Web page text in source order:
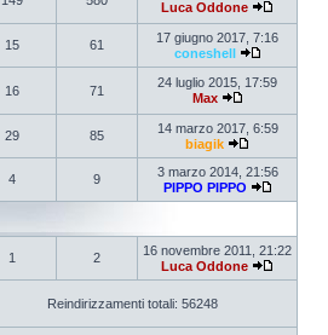
Luca Oddone
15 61
17 giugno 2017, 7:16
coneshell
16 71
24 luglio 2015, 17:59
Max
29 85
14 marzo 2017, 6:59
biagik
4 9
3 marzo 2014, 21:56
PIPPO PIPPO
1 2
16 novembre 2011, 21:22
Luca Oddone
Reindirizzamenti totali: 56248